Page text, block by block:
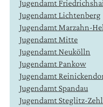
Jugendamt
Jugendamt Lichtenberg
Jugendamt Marzahn-
Jugendamt Mitte
Jugendamt Neukölln
Jugendamt Pankow
Jugendamt
Jugendamt Spandau
Jugendamt Steglitz-